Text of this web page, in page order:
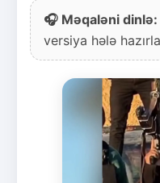
🎧 Məqaləni dinlə:
versiya hələ